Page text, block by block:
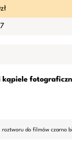
kąpiele
do filmów czarno